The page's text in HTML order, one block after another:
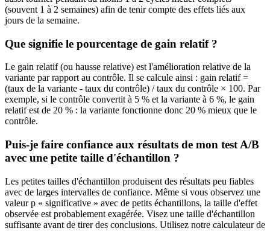
(souvent 1 à 2 semaines) afin de tenir compte des effets liés aux
jours de la semaine.
Que signifie le pourcentage de gain relatif ?
Le gain relatif (ou hausse relative) est l'amélioration relative de la
variante par rapport au contrôle. Il se calcule ainsi : gain relatif =
(taux de la variante - taux du contrôle) / taux du contrôle × 100. Par
exemple, si le contrôle convertit à 5 % et la variante à 6 %, le gain
relatif est de 20 % : la variante fonctionne donc 20 % mieux que le
contrôle.
Puis-je faire confiance aux résultats de mon test A/B
avec une petite taille d'échantillon ?
Les petites tailles d'échantillon produisent des résultats peu fiables
avec de larges intervalles de confiance. Même si vous observez une
valeur p « significative » avec de petits échantillons, la taille d'effet
observée est probablement exagérée. Visez une taille d'échantillon
suffisante avant de tirer des conclusions. Utilisez notre calculateur de